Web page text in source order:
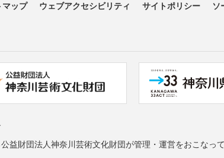
マップ ウェブアクセシビリティ サイトポリシー ソ
益財団法人神奈川芸術文化財団が管理・運営をおこなっ